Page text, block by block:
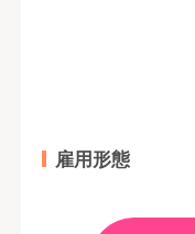
雇用形態